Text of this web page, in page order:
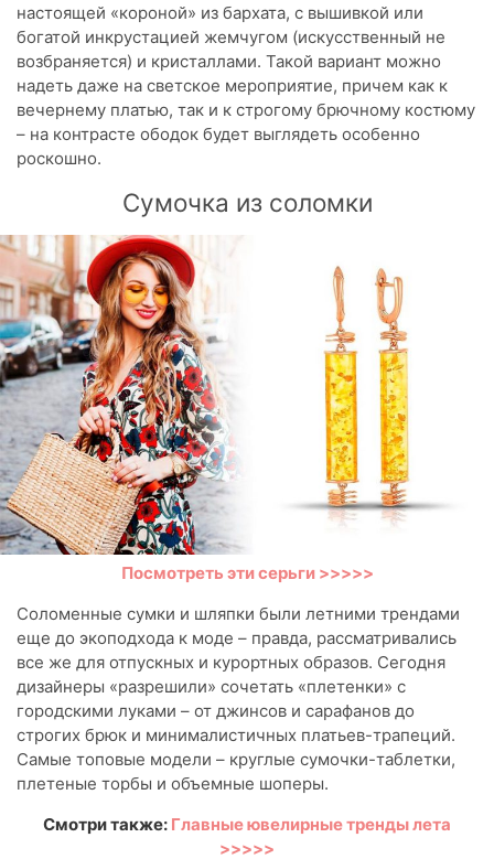
настоящей «короной» из бархата, с вышивкой или
богатой инкрустацией жемчугом (искусственный не
возбраняется) и кристаллами. Такой вариант можно
надеть даже на светское мероприятие, причем как к
вечернему платью, так и к строгому брючному костюму
– на контрасте ободок будет выглядеть особенно
роскошно.
Сумочка из соломки
Посмотреть эти серьги >>>>>
Соломенные сумки и шляпки были летними трендами
еще до экоподхода к моде – правда, рассматривались
все же для отпускных и курортных образов. Сегодня
дизайнеры «разрешили» сочетать «плетенки» с
городскими луками – от джинсов и сарафанов до
строгих брюк и минималистичных платьев-трапеций.
Самые топовые модели – круглые сумочки-таблетки,
плетеные торбы и объемные шоперы.
Смотри также: Главные ювелирные тренды лета
>>>>>